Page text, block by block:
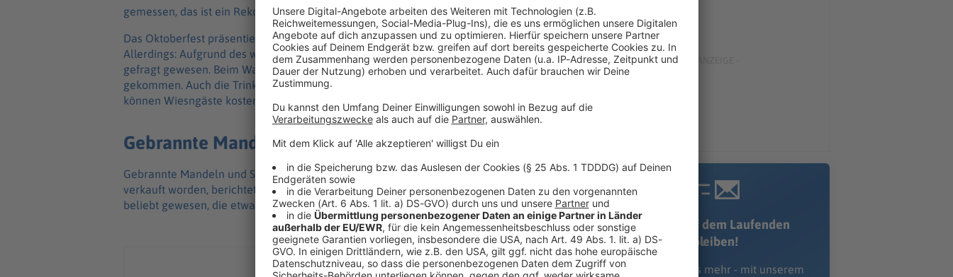
gemessen, das ist ein Rekordwert fürs Oktoberfest seit Aufzeichnung der Daten.
Das Oktoberfest präsentiere sich traditionell, wie man es kenne, sagte Scharpf weiter.
Allerdings: Aufgrund des warmen Wetters seien vor allem nicht-alkoholische Getränke
gefragt gewesen. Beim Wasser seien manche Wirte an die Grenzen der Kapazität
gekommen. Auch die Trinkbrunnen seien gut frequentiert gewesen. An diesen zehn Stellen
können Wiesngäste kostenlos Trinkwasser zapfen.
Gebrannte Mandeln passen nicht zu Sommerwetter
Gebrannte Mandeln und Schokofrüchte seien nach Angaben der Beschicker nicht so gut
verkauft worden, berichtete der Wiesnchef weiter. Dafür seien rasante Fahrgeschäfte
beliebt gewesen, die etwas Abkühlung bescherten.
Immer auf dem Laufenden
bleiben!
Verpass' nichts mehr - mit unserem